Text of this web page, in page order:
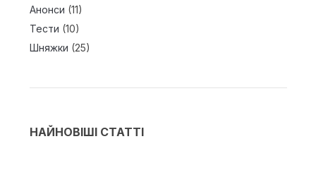
Анонси (11)
Тести (10)
Шняжки (25)
НАЙНОВІШІ СТАТТІ